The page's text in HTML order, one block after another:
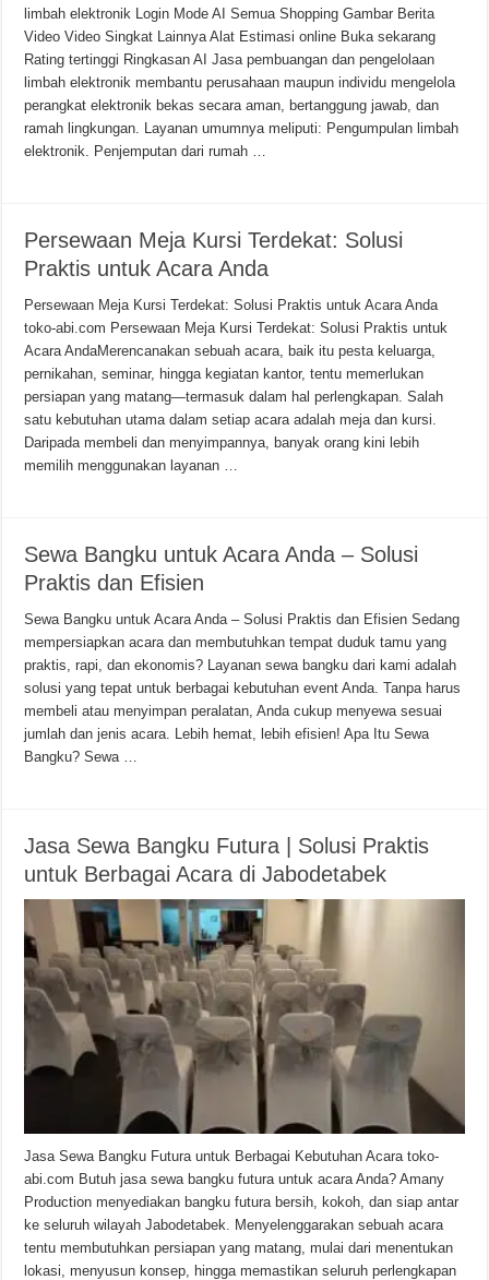
limbah elektronik Login Mode AI Semua Shopping Gambar Berita
Video Video Singkat Lainnya Alat Estimasi online Buka sekarang
Rating tertinggi Ringkasan AI Jasa pembuangan dan pengelolaan
limbah elektronik membantu perusahaan maupun individu mengelola
perangkat elektronik bekas secara aman, bertanggung jawab, dan
ramah lingkungan. Layanan umumnya meliputi: Pengumpulan limbah
elektronik. Penjemputan dari rumah …
Persewaan Meja Kursi Terdekat: Solusi
Praktis untuk Acara Anda
Persewaan Meja Kursi Terdekat: Solusi Praktis untuk Acara Anda
toko-abi.com Persewaan Meja Kursi Terdekat: Solusi Praktis untuk
Acara AndaMerencanakan sebuah acara, baik itu pesta keluarga,
pernikahan, seminar, hingga kegiatan kantor, tentu memerlukan
persiapan yang matang—termasuk dalam hal perlengkapan. Salah
satu kebutuhan utama dalam setiap acara adalah meja dan kursi.
Daripada membeli dan menyimpannya, banyak orang kini lebih
memilih menggunakan layanan …
Sewa Bangku untuk Acara Anda – Solusi
Praktis dan Efisien
Sewa Bangku untuk Acara Anda – Solusi Praktis dan Efisien Sedang
mempersiapkan acara dan membutuhkan tempat duduk tamu yang
praktis, rapi, dan ekonomis? Layanan sewa bangku dari kami adalah
solusi yang tepat untuk berbagai kebutuhan event Anda. Tanpa harus
membeli atau menyimpan peralatan, Anda cukup menyewa sesuai
jumlah dan jenis acara. Lebih hemat, lebih efisien! Apa Itu Sewa
Bangku? Sewa …
Jasa Sewa Bangku Futura | Solusi Praktis
untuk Berbagai Acara di Jabodetabek
Jasa Sewa Bangku Futura untuk Berbagai Kebutuhan Acara toko-
abi.com Butuh jasa sewa bangku futura untuk acara Anda? Amany
Production menyediakan bangku futura bersih, kokoh, dan siap antar
ke seluruh wilayah Jabodetabek. Menyelenggarakan sebuah acara
tentu membutuhkan persiapan yang matang, mulai dari menentukan
lokasi, menyusun konsep, hingga memastikan seluruh perlengkapan